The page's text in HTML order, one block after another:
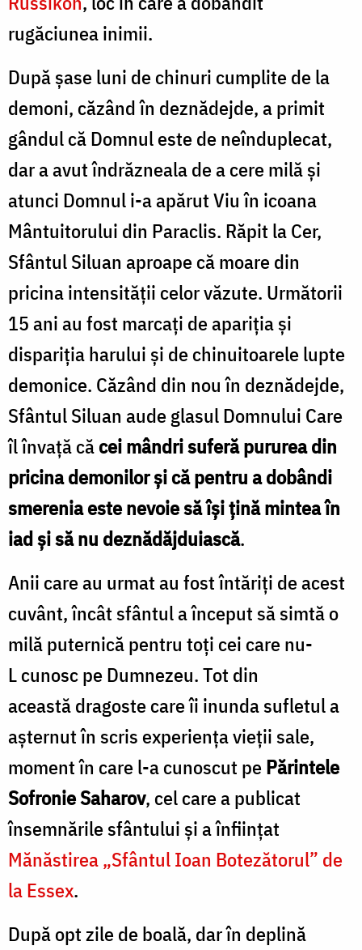
rugăciunea inimii.
După șase luni de chinuri cumplite de la
demoni, căzând în deznădejde, a primit
gândul că Domnul este de neînduplecat,
dar a avut îndrăzneala de a cere milă și
atunci Domnul i-a apărut Viu în icoana
Mântuitorului din Paraclis. Răpit la Cer,
Sfântul Siluan aproape că moare din
pricina intensității celor văzute. Următorii
15 ani au fost marcați de apariția și
dispariția harului și de chinuitoarele lupte
demonice. Căzând din nou în deznădejde,
Sfântul Siluan aude glasul Domnului Care
îl învață căcei mândri suferă pururea din
pricina demonilor și că pentru a dobândi
smerenia este nevoie să își țină mintea în
iad și să nu deznădăjduiască.
Anii care au urmat au fost întăriți de acest
cuvânt, încât sfântul a început să simtă o
milă puternică pentru toți cei care nu-
L cunosc pe Dumnezeu. Tot din
această dragoste care îi inunda sufletul a
așternut în scris experiența vieții sale,
moment în care l-a cunoscut pePărintele
Sofronie Saharov, cel care a publicat
însemnările sfântului și a înființat
Mănăstirea „Sfântul Ioan Botezătorul” de
la Essex.
După opt zile de boală, dar în deplină